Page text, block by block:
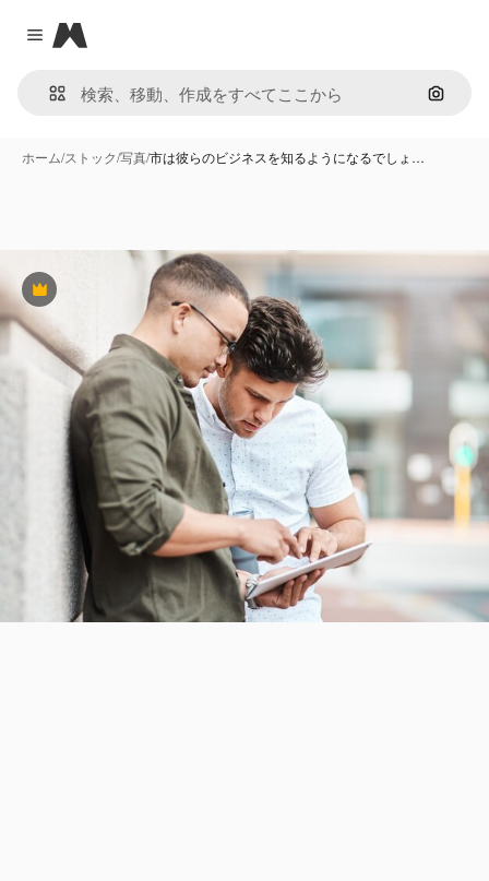
Close menu
Magnific
画像で
ホーム/ストック/写真/市は彼らのビジネスを知るようになるでしょ…
Premium